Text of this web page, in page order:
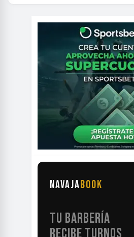
NAVAJABOOK
TU BARBERÍA
RECIBE TURNOS